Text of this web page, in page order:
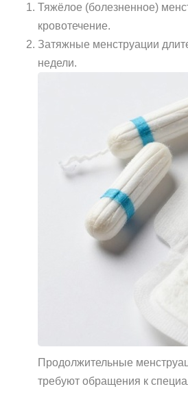
Тяжёлое (болезненное)
кровотечение.
Затяжные менструации
недели.
Продолжительные
требуют обращения к